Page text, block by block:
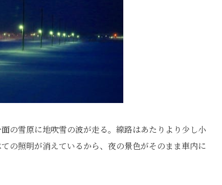
の雪原に地吹雪の波が走る。線路はあたりより少し小
の照明が消えているから、夜の景色がそのまま車内に